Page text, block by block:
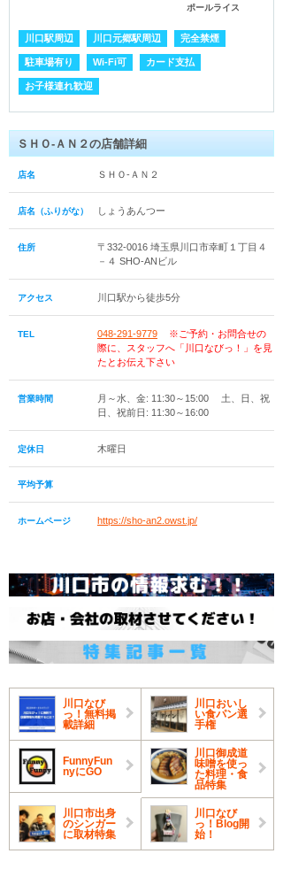
ポールライス
川口駅周辺 川口元郷駅周辺 完全禁煙
駐車場有り Wi-Fi可 カード支払
お子様連れ歓迎
ＳＨＯ‐ＡＮ２の店舗詳細
店名 ＳＨＯ‐ＡＮ２
店名（ふりがな） しょうあんつー
住所
〒332-0016 埼玉県川口市幸町１丁目４
－４ SHO-ANビル
アクセス 川口駅から徒歩5分
TEL 048-291-9779
※ご予約・お問合せの
際に、スタッフへ「川口なびっ！」を見
たとお伝え下さい
営業時間
月～水、金: 11:30～15:00 土、日、祝
日、祝前日: 11:30～16:00
定休日 木曜日
平均予算
ホームページ https://sho-an2.owst.jp/
川口なび
っ！無料掲
載詳細
川口おいし
い食パン選
手権
FunnyFun
nyにGO
川口御成道
味噌を使っ
た料理・食
品特集
川口市出身
のシンガー
に取材特集
川口なび
っ！Blog開
始！